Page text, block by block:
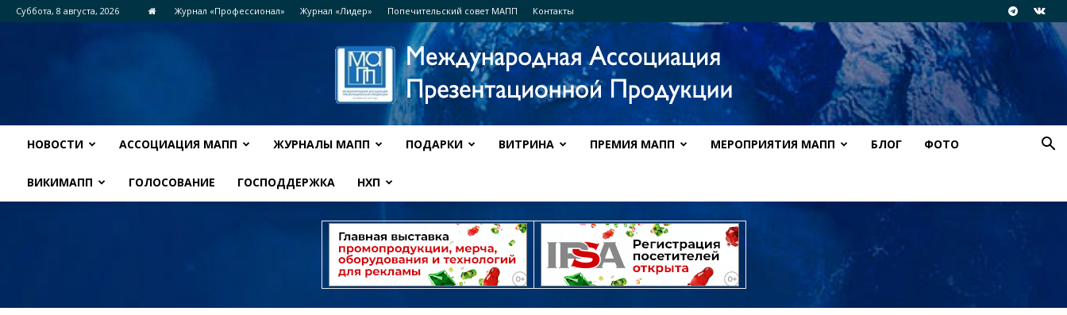
Суббота, 8 августа, 2026 Журнал «Профессионал» Журнал «Лидер» Попечительский совет МАПП Контакты
НОВОСТИ АССОЦИАЦИЯ МАПП ЖУРНАЛЫ МАПП ПОДАРКИ ВИТРИНА ПРЕМИЯ МАПП МЕРОПРИЯТИЯ МАПП БЛОГ ФОТО
ВИКИМАПП ГОЛОСОВАНИЕ ГОСПОДДЕРЖКА НХП